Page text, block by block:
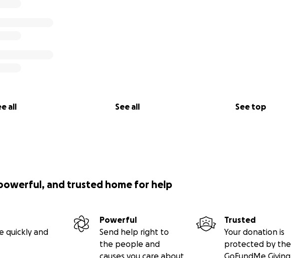
all See all See top
and trusted home for help
quickly and
Powerful
Send help right to
the people and
causes you care about
Trusted
Your donation is
protected by the
GoFundMe Giving